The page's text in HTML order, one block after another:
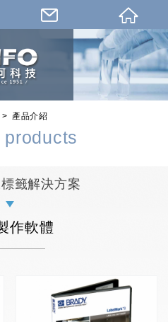
產品介紹
products
籤解決方案
作軟體